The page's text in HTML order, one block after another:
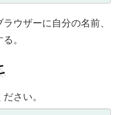
ウザーに自分の名前、
。
さい。